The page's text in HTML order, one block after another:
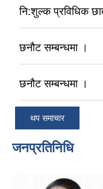
नि:शुल्क प्रविधिक
छनौट सम्बन्धमा ।
छनौट सम्बन्धमा ।
थप समाचार
जनप्रतिनिधि